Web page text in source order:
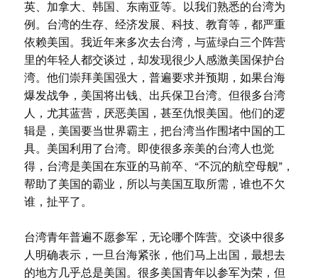
英、加拿大、韩国、东南亚等。以我们熟悉的台湾为
例。台湾的生存、经济发展、科技、教育等，都严重
依赖美国。我近年来多次去台湾，与蓝绿白三个阵营
里的年轻人都交谈过，却发现很少人感激美国保护台
湾。他们崇拜美国强大，普遍要求并预期，如果台海
爆发战争，美国将出钱、出兵保卫台湾。但很多台湾
人，尤其蓝营，厌恶美国，甚至仇恨美国。他们的逻
辑是，美国要当世界霸主，把台湾当作围堵中国的工
具。美国利用了台湾。即使很多亲美的台湾人也觉
得，台湾是美国在东亚的马前卒、“不沉的航空母舰”，
帮助了美国的霸业，所以与美国互取所需，谁也不欠
谁，扯平了。
台湾青年普遍不愿参军，无论哪个阵营。交谈中很多
人明确表示，一旦台海紧张，他们马上出国，最想去
的地方几乎总是美国。很多美国青年以参军为荣，但